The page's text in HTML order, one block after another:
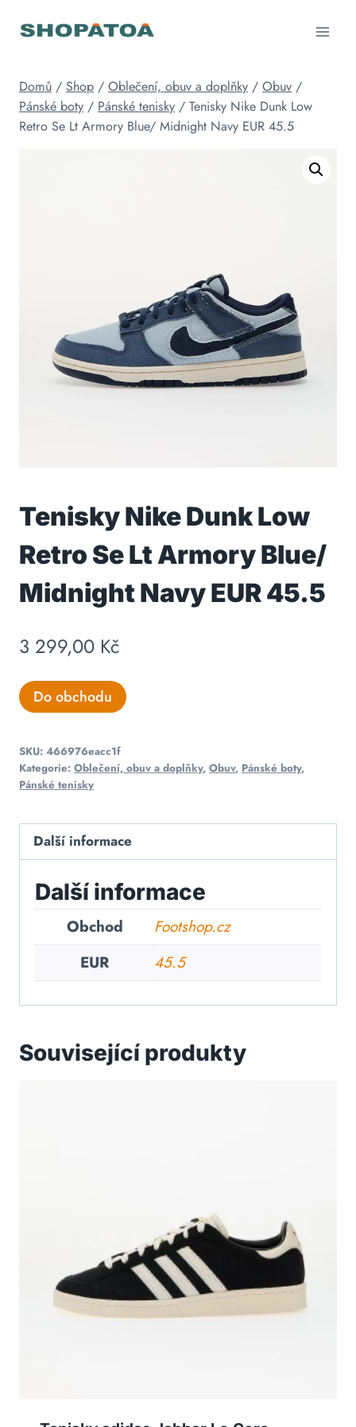
Domů / Shop / Oblečení, obuv a doplňky / Obuv /
Pánské boty / Pánské tenisky / Tenisky Nike Dunk Low
Retro Se Lt Armory Blue/ Midnight Navy EUR 45.5
Tenisky Nike Dunk Low
Retro Se Lt Armory Blue/
Midnight Navy EUR 45.5
3 299,00 Kč
Do obchodu
SKU: 466976eacc1f
Kategorie: Oblečení, obuv a doplňky, Obuv, Pánské boty,
Pánské tenisky
Další informace
Další informace
Obchod
Footshop.cz
EUR
45.5
Související produkty